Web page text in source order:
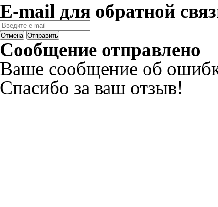
E-mail для обратной
Отмена Отправить
Сообщение отправлено
Ваше сообщение об
Спасибо за ваш отзыв!